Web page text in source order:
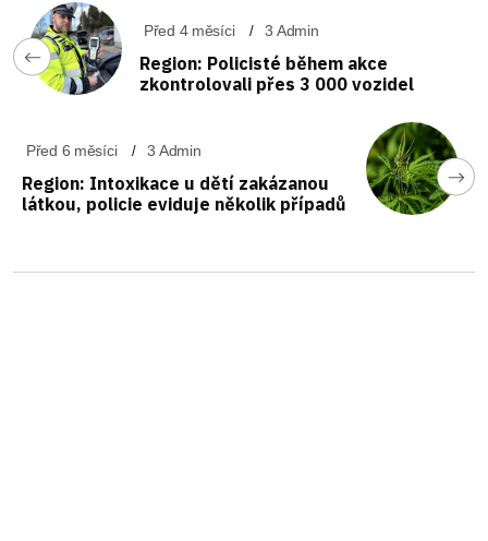
Před 4 měsíci 3 Admin
Region: Policisté během akce
zkontrolovali přes 3 000 vozidel
Před 6 měsíci 3 Admin
Region: Intoxikace u dětí zakázanou
látkou, policie eviduje několik případů